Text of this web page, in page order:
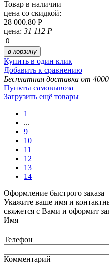
Товар в наличии
цена со скидкой:
28 000.80 Р
цена: 31 112 Р
в корзину
Купить в один клик
Добавить к сравнению
Бесплатная доставка от 4000
Пункты самовывоза
Загрузить ещё товары
1
...
9
10
11
12
13
14
Оформление быстрого заказа
Укажите ваше имя и
свяжется с Вами и оформит
Имя
Телефон
Комментарий